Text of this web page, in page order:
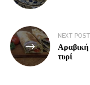
NEXT POST
Αραβική
τυρί